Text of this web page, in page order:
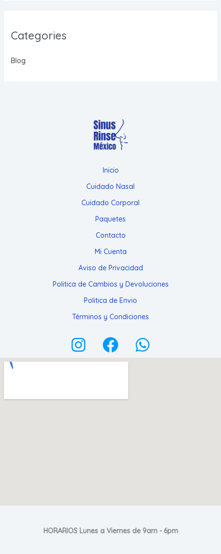
Categories
Blog
Inicio
Cuidado Nasal
Cuidado Corporal
Paquetes
Contacto
Mi Cuenta
Aviso de Privacidad
Politica de Cambios y Devoluciones
Politica de Envio
Términos y Condiciones
HORARIOS Lunes a Viernes de 9am - 6pm